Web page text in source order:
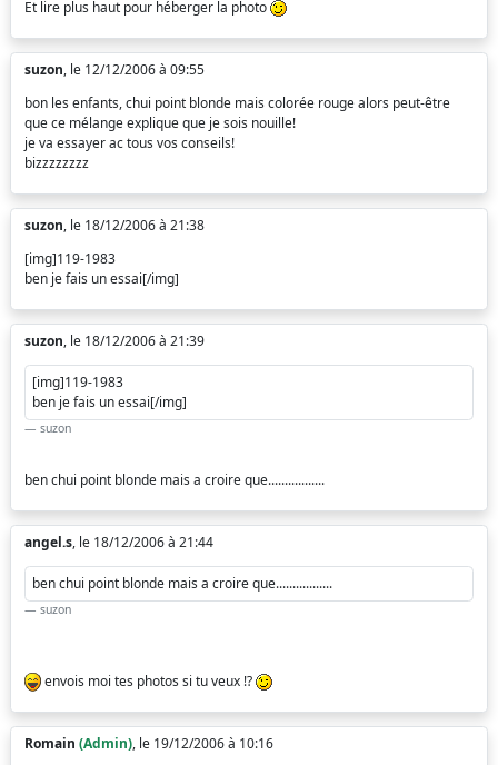
Et lire plus haut pour héberger la photo
suzon, le 12/12/2006 à 09:55
bon les enfants, chui point blonde mais colorée rouge alors peut-être
que ce mélange explique que je sois nouille!
je va essayer ac tous vos conseils!
bizzzzzzzz
suzon, le 18/12/2006 à 21:38
[img]119-1983
ben je fais un essai[/img]
suzon, le 18/12/2006 à 21:39
[img]119-1983
ben je fais un essai[/img]
suzon
ben chui point blonde mais a croire que.................
angel.s, le 18/12/2006 à 21:44
ben chui point blonde mais a croire que.................
suzon
envois moi tes photos si tu veux !?
Romain (Admin), le 19/12/2006 à 10:16